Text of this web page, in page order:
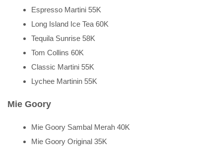
Espresso Martini 55K
Long Island Ice Tea 60K
Tequila Sunrise 58K
Tom Collins 60K
Classic Martini 55K
Lychee Martinin 55K
Mie Goory
Mie Goory Sambal Merah 40K
Mie Goory Original 35K